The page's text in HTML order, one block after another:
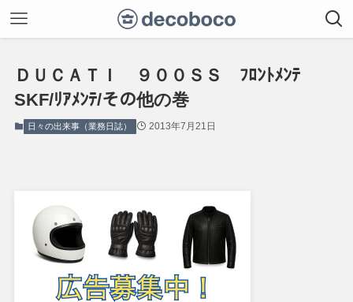
ＤＵＣＡＴＩ ９００ＳＳ ﾌﾛﾝﾄﾒﾝﾃ
SKF/ﾘｱﾒﾝﾃ/その他の巻
日々の出来事（業務日誌） 2013年7月21日